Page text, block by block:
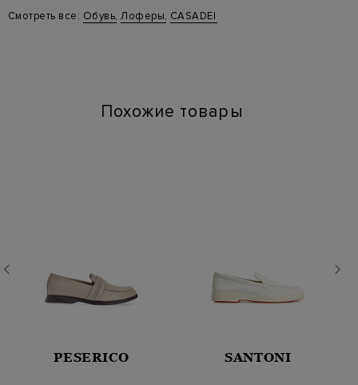
Материал: кожа 100%
Цвет: Бежевый
Смотреть все: Обувь,Лоферы, CASADEI
Похожие товары
PESERICO SANTONI